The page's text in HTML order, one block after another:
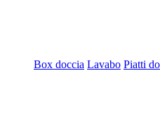
Box doccia Lavabo Piatti